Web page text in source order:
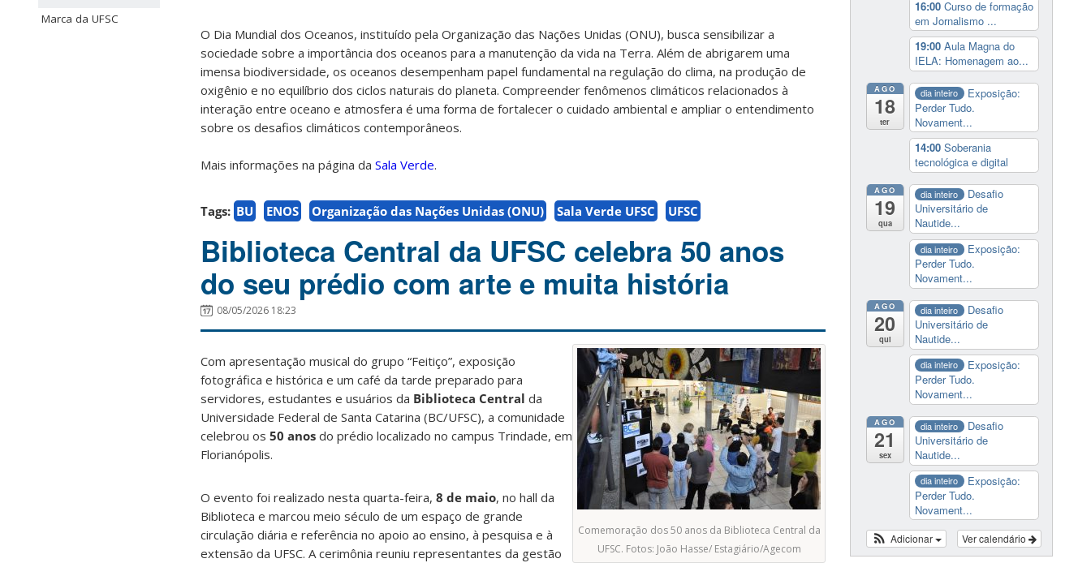
Marca da UFSC
O Dia Mundial dos Oceanos, instituído pela Organização das Nações Unidas (ONU), busca sensibilizar a
sociedade sobre a importância dos oceanos para a manutenção da vida na Terra. Além de abrigarem uma
imensa biodiversidade, os oceanos desempenham papel fundamental na regulação do clima, na produção de
oxigênio e no equilíbrio dos ciclos naturais do planeta. Compreender fenômenos climáticos relacionados à
interação entre oceano e atmosfera é uma forma de fortalecer o cuidado ambiental e ampliar o entendimento
sobre os desafios climáticos contemporâneos.
Mais informações na página da Sala Verde.
Tags: BU ENOS Organização das Nações Unidas (ONU) Sala Verde UFSC UFSC
Biblioteca Central da UFSC celebra 50 anos
do seu prédio com arte e muita história
08/05/2026 18:23
Comemoração dos 50 anos da Biblioteca Central da
UFSC. Fotos: João Hasse/ Estagiário/Agecom
Com apresentação musical do grupo “Feitiço”, exposição
fotográfica e histórica e um café da tarde preparado para
servidores, estudantes e usuários da Biblioteca Central da
Universidade Federal de Santa Catarina (BC/UFSC), a comunidade
celebrou os 50 anos do prédio localizado no campus Trindade, em
Florianópolis.
O evento foi realizado nesta quarta-feira, 8 de maio, no hall da
Biblioteca e marcou meio século de um espaço de grande
circulação diária e referência no apoio ao ensino, à pesquisa e à
extensão da UFSC. A cerimônia reuniu representantes da gestão
16:00 Curso de formação
em Jornalismo ...
19:00 Aula Magna do
IELA: Homenagem ao...
AGO
18
ter
dia inteiro
Exposição:
Perder Tudo.
Novament...
14:00 Soberania
tecnológica e digital
AGO
19
qua
dia inteiro
Desafio
Universitário de
Nautide...
dia inteiro
Exposição:
Perder Tudo.
Novament...
AGO
20
qui
dia inteiro
Desafio
Universitário de
Nautide...
dia inteiro
Exposição:
Perder Tudo.
Novament...
AGO
21
sex
dia inteiro
Desafio
Universitário de
Nautide...
dia inteiro
Exposição:
Perder Tudo.
Novament...
Ver calendário
Adicionar